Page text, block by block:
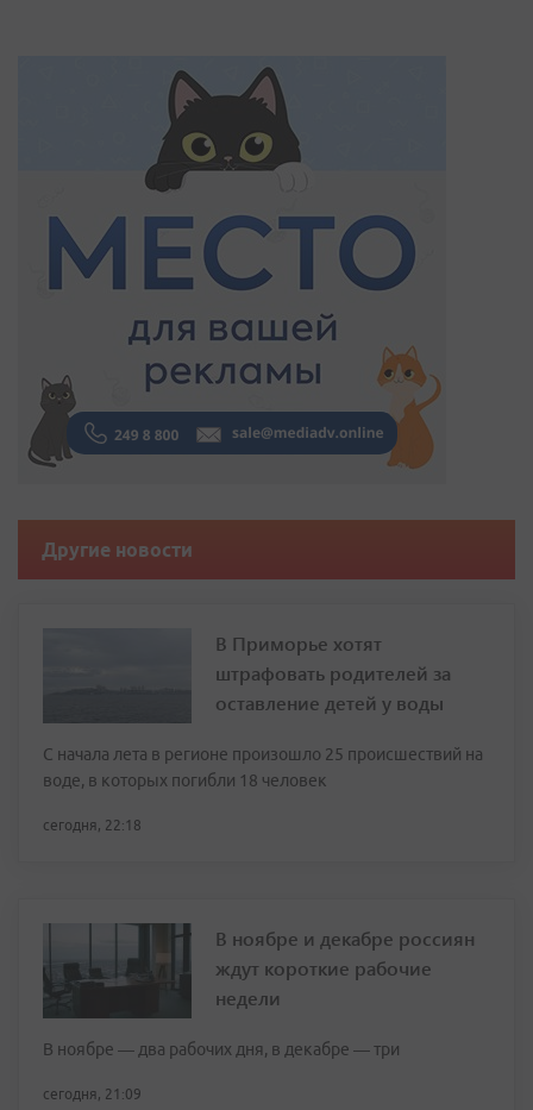
Другие новости
В Приморье хотят
штрафовать родителей за
оставление детей у воды
С начала лета в регионе произошло 25 происшествий на
воде, в которых погибли 18 человек
сегодня, 22:18
В ноябре и декабре россиян
ждут короткие рабочие
недели
В ноябре — два рабочих дня, в декабре — три
сегодня, 21:09